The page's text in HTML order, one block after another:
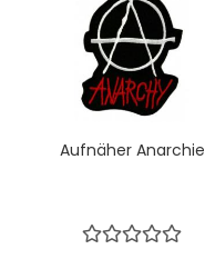
Auf­nä­her An­ar­chie